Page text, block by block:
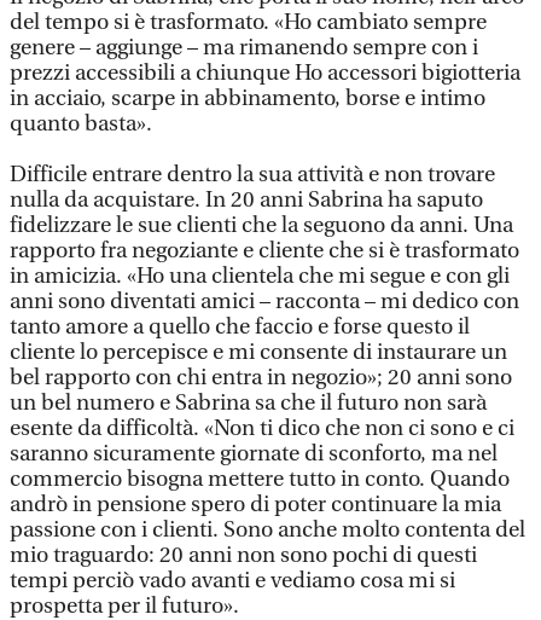
del tempo si è trasformato. «Ho cambiato sempre
genere – aggiunge – ma rimanendo sempre con i
prezzi accessibili a chiunque Ho accessori bigiotteria
in acciaio, scarpe in abbinamento, borse e intimo
quanto basta».
Difficile entrare dentro la sua attività e non trovare
nulla da acquistare. In 20 anni Sabrina ha saputo
fidelizzare le sue clienti che la seguono da anni. Una
rapporto fra negoziante e cliente che si è trasformato
in amicizia. «Ho una clientela che mi segue e con gli
anni sono diventati amici – racconta – mi dedico con
tanto amore a quello che faccio e forse questo il
cliente lo percepisce e mi consente di instaurare un
bel rapporto con chi entra in negozio»; 20 anni sono
un bel numero e Sabrina sa che il futuro non sarà
esente da difficoltà. «Non ti dico che non ci sono e ci
saranno sicuramente giornate di sconforto, ma nel
commercio bisogna mettere tutto in conto. Quando
andrò in pensione spero di poter continuare la mia
passione con i clienti. Sono anche molto contenta del
mio traguardo: 20 anni non sono pochi di questi
tempi perciò vado avanti e vediamo cosa mi si
prospetta per il futuro».